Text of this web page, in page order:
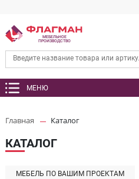
МЕБЕЛЬНОЕ
ПРОИЗВОДСТВО
МЕНЮ
Главная Каталог
КАТАЛОГ
МЕБЕЛЬ ПО ВАШИМ ПРОЕКТАМ